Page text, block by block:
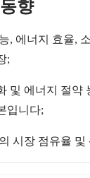
향
, 에너지 효율,
;
및 에너지 절약
입니다;
시장 점유율 및